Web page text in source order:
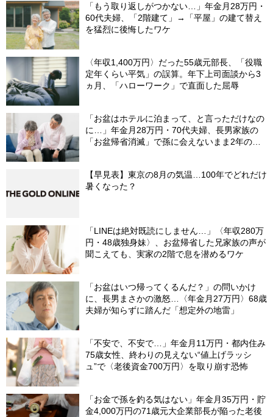
「もう取り返しがつかない…」年金月28万円・
60代夫婦、「2階建て」→「平屋」の建て替え
を猛烈に後悔したワケ
〈年収1,400万円〉だった55歳元部長、「役職
定年くらい平気」の誤算。年下上司面談から3
ヵ月、「ハローワーク」で直面した屈辱
「お盆はホテルに泊まって、と言っただけなの
に…」年金月28万円・70代夫婦、長男家族の
「お盆帰省消滅」で孫に会えないまま2年の歳
【早見表】東京の8月の気温…100年でどれだけ
暑くなった？
「LINEは絶対既読にしません…」〈年収280万
円・48歳独身妹〉、お盆帰省した兄家族の声が
聞こえても、実家の2階で息を潜めるワケ
「お盆はいつ帰ってくるんだ？」の問いかけ
に、長男まさかの激怒…〈年金月27万円〉68歳
夫婦が知らずに踏んだ「想定外の地雷」
「不安で、不安で…」年金月11万円・都内住み
75歳女性、終わりの見えない“値上げラッシ
ュ”で〈老後資金700万円〉を取り崩す恐怖
「お金で孫を釣る気はない」年金月35万円・貯
金4,000万円の71歳元大企業部長が陥った老後